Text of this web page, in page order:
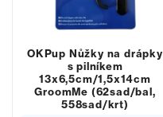
OKPup Nůžky na drápky
s pilníkem
13x6,5cm/1,5x14cm
GroomMe (62sad/bal,
558sad/krt)